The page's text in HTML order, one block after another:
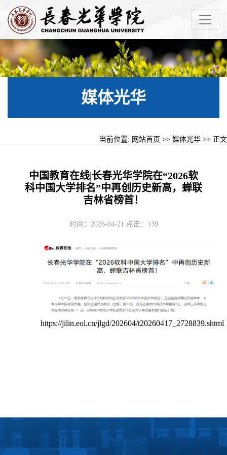
媒体光华
当前位置: 网站首页 >> 媒体光华 >> 正文
中国教育在线|长春光华学院在“2026软
科中国大学排名”中再创历史新高，蝉联
吉林省榜首！
时间：2026-04-21 点击： 139
https://jilin.eol.cn/jlgd/202604/t20260417_2728839.shtml